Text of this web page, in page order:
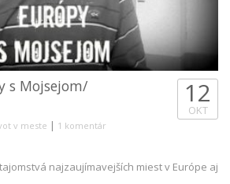
s Mojsejom/
v meste | 1 komentár
12
OKT
najzaujímavejších miest v Európe aj